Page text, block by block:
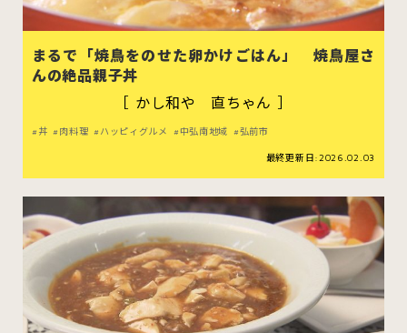
まるで「焼鳥をのせた卵かけごはん」 焼鳥屋さ
んの絶品親子丼
［ かし和や 直ちゃん ］
丼 肉料理 ハッピィグルメ 中弘南地域 弘前市
最終更新日:2026.02.03